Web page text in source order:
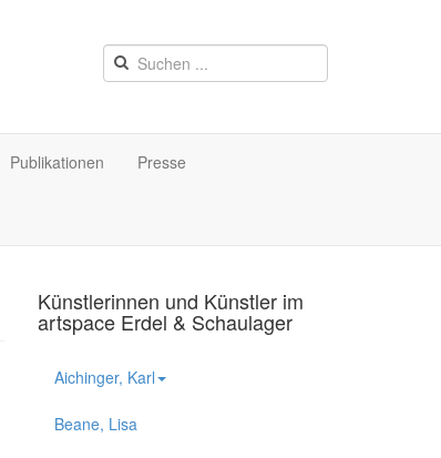
Publikationen Presse
Künstlerinnen und Künstler im
artspace Erdel & Schaulager
Aichinger, Karl
Beane, Lisa